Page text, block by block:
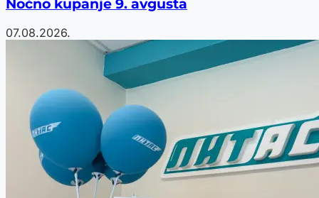
Noćno kupanje 9. avgusta
07.08.2026.